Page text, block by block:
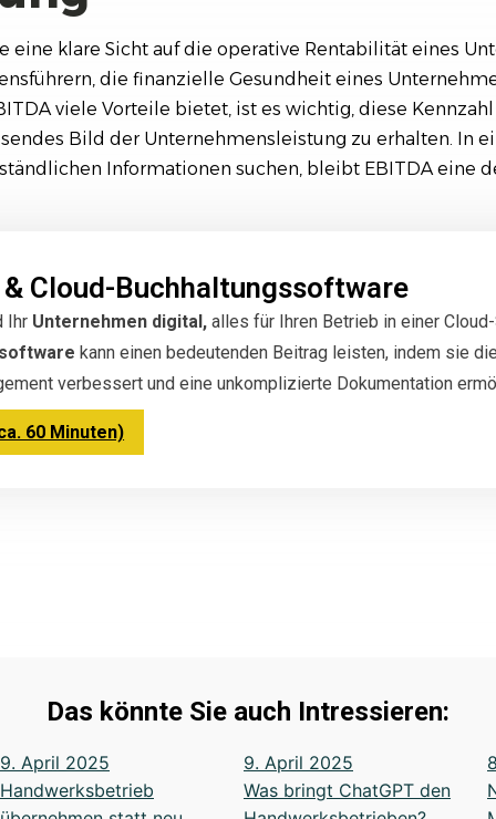
eine klare Sicht auf die operative Rentabilität eines
die finanzielle Gesundheit eines
viele Vorteile bietet, ist es wichtig, diese
Bild der Unternehmensleistung zu erhalten. In
Informationen suchen, bleibt EBITDA eine
Cloud-Buchhaltungssoftware
Ihr Unternehmen digital,alles für Ihren Betrieb in einer
kann einen bedeutenden Beitrag leisten, indem sie
verbessert und eine unkomplizierte Dokumentation
60 Minuten)
Das könnte Sie auch Intressieren:
9. April 2025
Handwerksbetrieb
9. April 2025
Was bringt ChatGPT den